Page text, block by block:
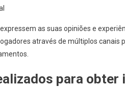
as suas opiniões e
através de múltiplos canais
para obter